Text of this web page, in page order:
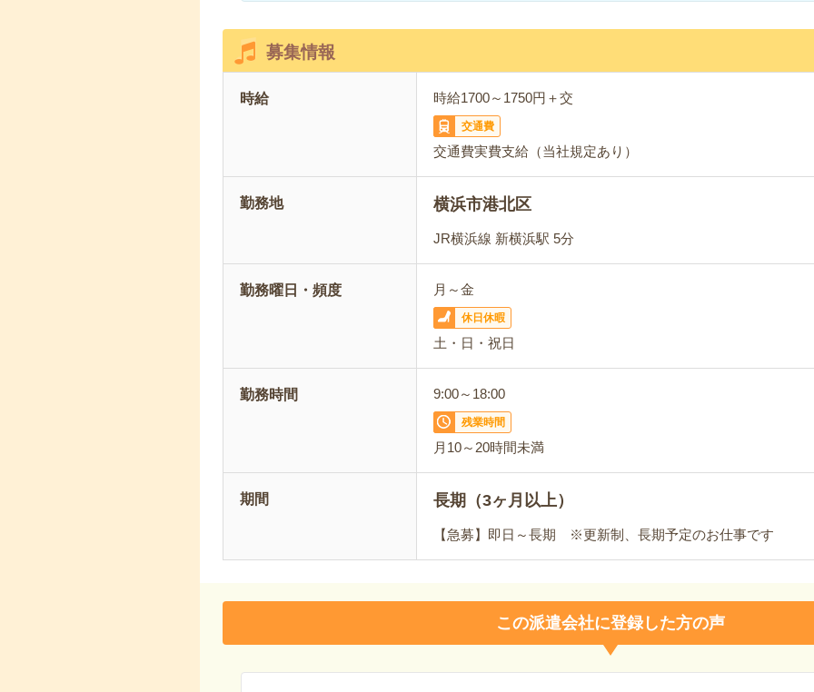
募集情報
時給 時給1700～1750円＋交
交通費
交通費実費支給（当社規定あり）
勤務地 横浜市港北区
JR横浜線 新横浜駅 5分
勤務曜日・頻度 月～金
休日休暇
土・日・祝日
勤務時間 9:00～18:00
残業時間
月10～20時間未満
期間 長期（3ヶ月以上）
【急募】即日～長期 ※更新制、長期予定のお仕事です
この派遣会社に登録した方の声